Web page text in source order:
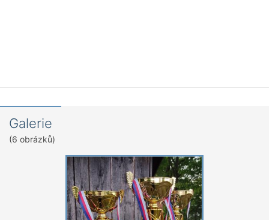
Galerie
(6 obrázků)